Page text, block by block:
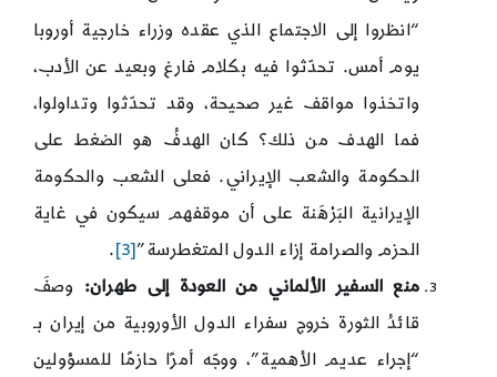
“انظروا إلى الاجتماع الذي عقده وزراء خارجية أوروبا
يوم أمس. تحدّثوا فيه بكلام فارغ وبعيد عن الأدب،
واتخذوا مواقف غير صحيحة، وقد تحدّثوا وتداولوا،
فما الهدف من ذلك؟ كان الهدفُ هو الضغط على
الحكومة والشعب الإيراني. فعلى الشعب والحكومة
الإيرانية البَرْهَنة على أن موقفهم سيكون في غاية
الحزم والصرامة إزاء الدول المتغطرسة”[3]
.
منع السفير الألماني من العودة إلى طهران: وصفَ
قائدُ الثورة خروج سفراء الدول الأوروبية من إيران بـ
“إجراء عديم الأهمية”، ووجّه أمرًا حازمًا للمسؤولين